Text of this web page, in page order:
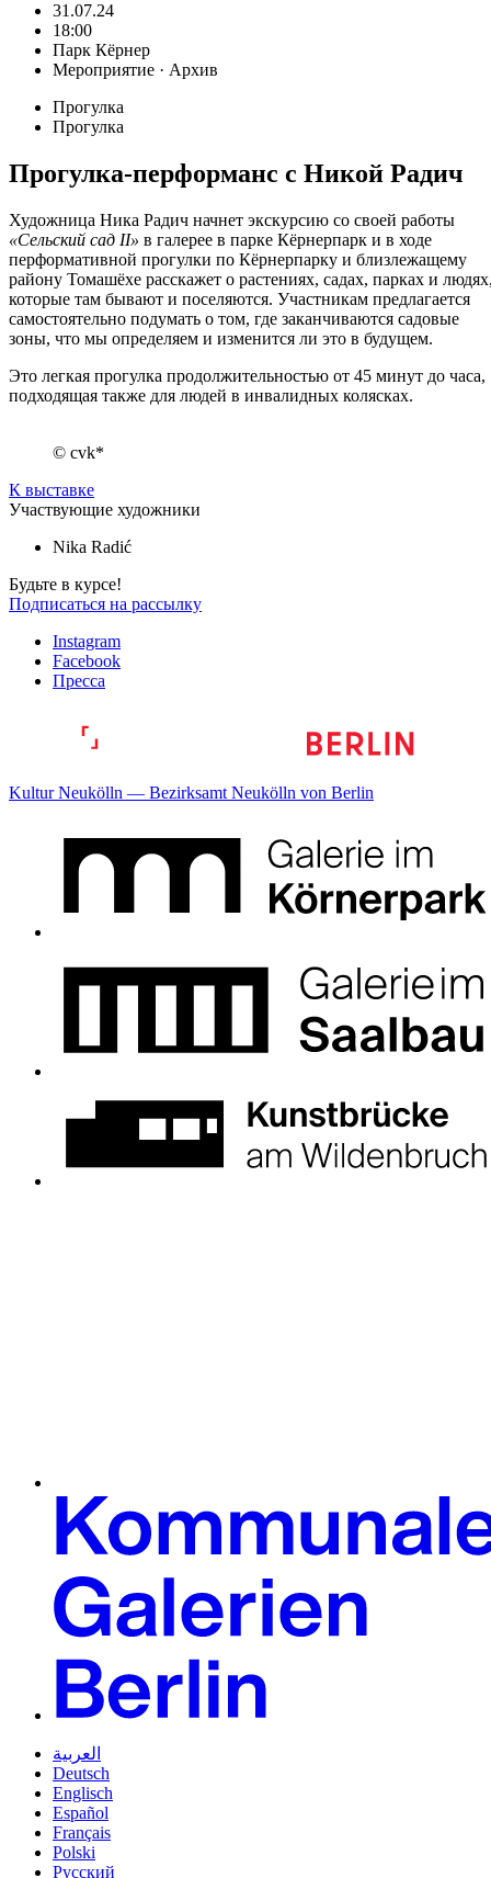
31.07.24
18:00
Парк Кёрнер
Мероприятие · Архив
Прогулка
Прогулка
Прогулка-перформанс с Никой Радич
Художница Ника Радич начнет экскурсию со своей работы
«Сельский сад II» в галерее в парке Кёрнерпарк и в ходе
перформативной прогулки по Кёрнерпарку и близлежащему
району Томашёхе расскажет о растениях, садах, парках и
которые там бывают и поселяются. Участникам предлагается
самостоятельно подумать о том, где заканчиваются садовые
зоны, что мы определяем и изменится ли это в будущем.
Это легкая прогулка продолжительностью от 45 минут до часа,
подходящая также для людей в инвалидных колясках.
© cvk*
К выставке
Участвующие художники
Nika Radić
Будьте в курсе!
Подписаться на рассылку
Instagram
Facebook
Пресса
Kultur Neukölln — Bezirksamt Neukölln von Berlin
العربية
Deutsch
Englisch
Español
Français
Polski
Русский